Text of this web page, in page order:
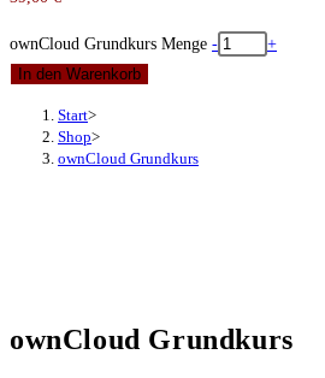
ownCloud Grundkurs Menge -
+
In den Warenkorb
Start>
Shop>
ownCloud Grundkurs
ownCloud Grundkurs